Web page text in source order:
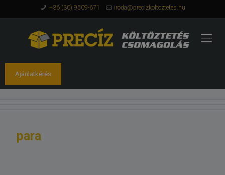
+36 (30) 9509-671 iroda@precizkoltoztetes.hu
Ajánlatkérés
para